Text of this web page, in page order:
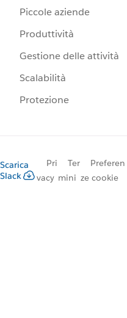
Piccole aziende
Produttività
Gestione delle attività
Scalabilità
Protezione
Scarica
Slack
Pri
vacy
Ter
mini
Preferen
ze cookie